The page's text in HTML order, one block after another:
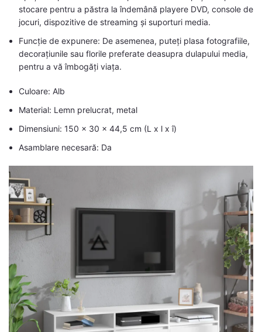
stocare pentru a păstra la îndemână playere DVD, console de
jocuri, dispozitive de streaming și suporturi media.
Funcție de expunere: De asemenea, puteți plasa fotografiile,
decorațiunile sau florile preferate deasupra dulapului media,
pentru a vă îmbogăți viața.
Culoare: Alb
Material: Lemn prelucrat, metal
Dimensiuni: 150 x 30 x 44,5 cm (L x l x î)
Asamblare necesară: Da